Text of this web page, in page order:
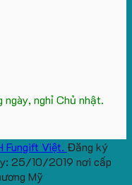
nghỉ Chủ nhật.
Fungift Việt. Đăng ký
25/10/2019 nơi cấp
Mỹ